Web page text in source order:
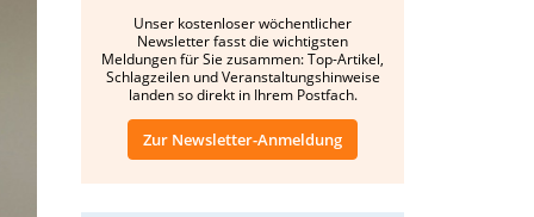
Unser kostenloser wöchentlicher
Newsletter fasst die wichtigsten
Meldungen für Sie zusammen: Top-Artikel,
Schlagzeilen und Veranstaltungshinweise
landen so direkt in Ihrem Postfach.
Zur Newsletter-Anmeldung